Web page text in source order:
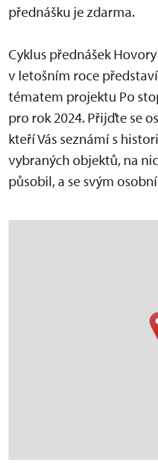
přednášku je zdarma.
Cyklus přednášek
v letošním roce
tématem projektu Po
pro rok 2024. Přijďte se
kteří Vás seznámí s
vybraných objektů, na
působil, a se svým